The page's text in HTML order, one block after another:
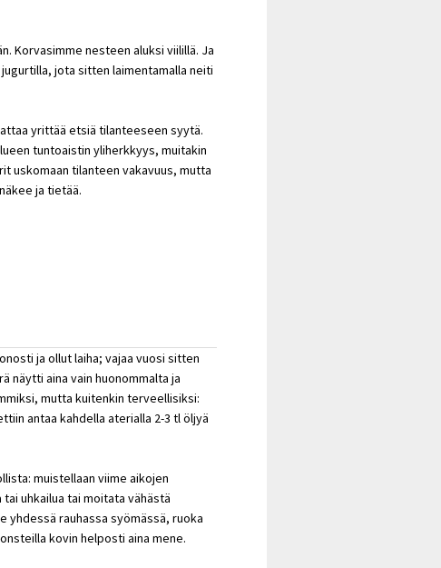
Korvasimme nesteen aluksi viilillä. Ja
jota sitten laimentamalla neiti
yrittää etsiä tilanteeseen syytä.
tuntoaistin yliherkkyys, muitakin
uskomaan tilanteen vakavuus, mutta
ja tietää.
ja ollut laiha; vajaa vuosi sitten
näytti aina vain huonommalta ja
mutta kuitenkin terveellisiksi:
antaa kahdella aterialla 2-3 tl öljyä
muistellaan viime aikojen
uhkailua tai moitata vähästä
yhdessä rauhassa syömässä, ruoka
kovin helposti aina mene.